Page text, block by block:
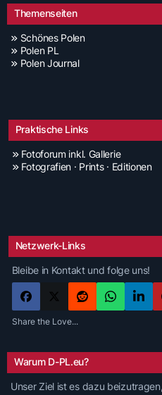
Themenseiten
Schönes Polen
Polen PL
Polen Journal
Praktische Links
Fotoforum inkl. Gallerie
Fotografien · Prints · Editionen
Netzwerk-Links
Bleibe in Kontakt und folge uns!
Share the Love...
Warum D-PL.eu?
Unser Ziel ist es dazu